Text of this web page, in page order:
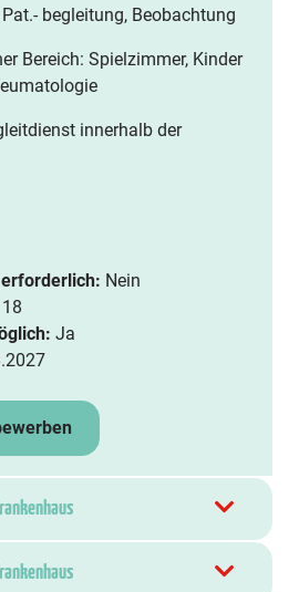
begleitung, Beobachtung
Bereich: Spielzimmer, Kinder
innerhalb der
Nein
18
Ja